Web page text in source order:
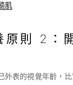
肌
原則 2：
外表的視覺年齡，比